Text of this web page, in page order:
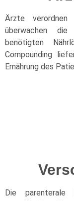
Ärzte verordnen
überwachen
benötigten
Compounding
Ernährung des
Die